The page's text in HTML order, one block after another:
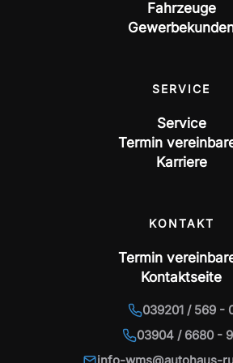
Fahrzeuge
SERVICE
Service
Termin
Karriere
KONTAKT
Termin
Kontaktseite
039201 / 569 -
03904 / 6680 -